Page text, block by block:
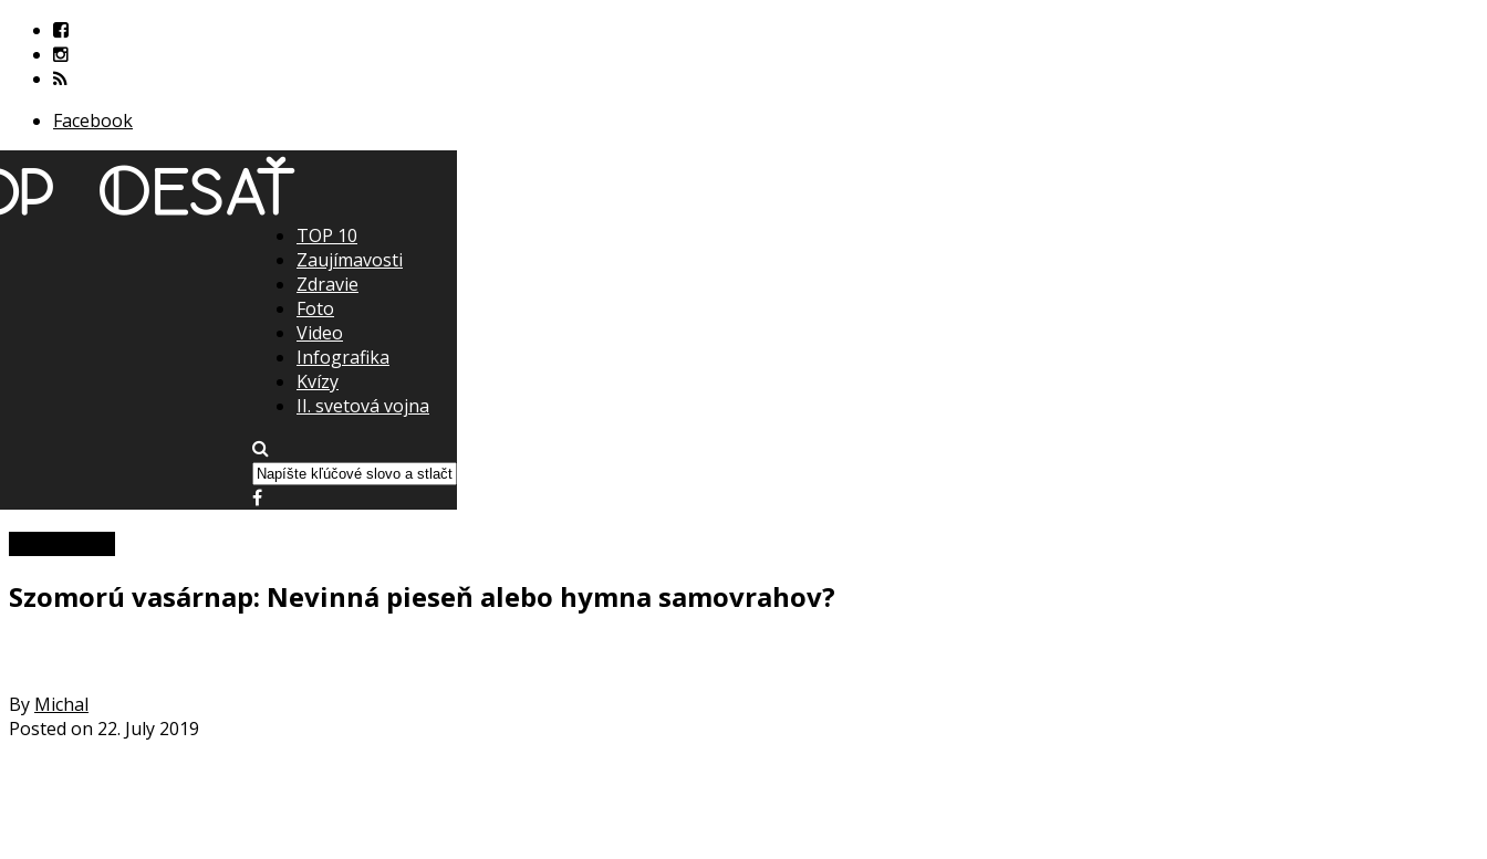
Facebook
TOP 10
Zaujímavosti
Zdravie
Foto
Video
Infografika
Kvízy
II. svetová vojna
Szomorú vasárnap: Nevinná pieseň alebo hymna samovrahov?
By Michal
Posted on 22. July 2019